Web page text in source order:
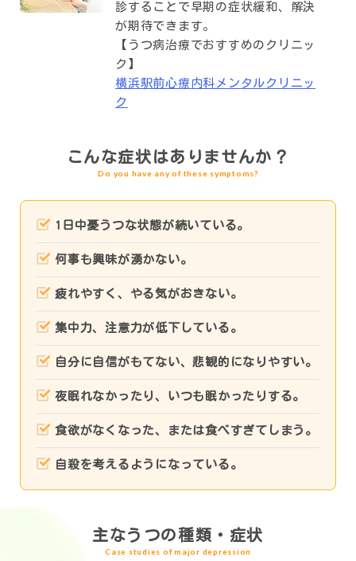
診することで早期の症状緩和、解決
が期待できます。
【うつ病治療でおすすめのクリニッ
ク】
横浜駅前心療内科メンタルクリニッ
ク
こんな症状はありませんか？
Do you have any of these symptoms?
1日中憂うつな状態が続いている。
何事も興味が湧かない。
疲れやすく、やる気がおきない。
集中力、注意力が低下している。
自分に自信がもてない、悲観的になりやすい。
夜眠れなかったり、いつも眠かったりする。
食欲がなくなった、または食べすぎてしまう。
自殺を考えるようになっている。
主なうつの種類・症状
Case studies of major depression